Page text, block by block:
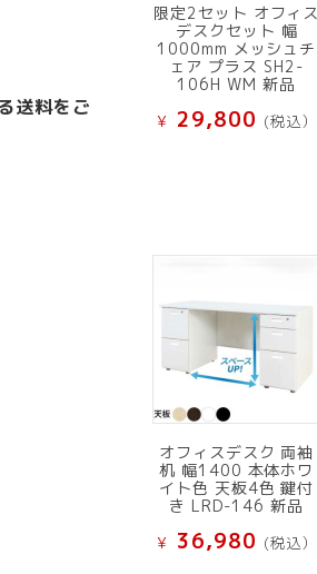
送料をご
限定2セット オフィス
デスクセット 幅
1000mm メッシュチ
ェア プラス SH2-
106H WM 新品
¥ 29,800 (税込）
オフィスデスク 両袖
机 幅1400 本体ホワ
イト色 天板4色 鍵付
き LRD-146 新品
¥ 36,980 (税込）